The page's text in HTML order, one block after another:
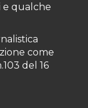
e qualche
come
del 16